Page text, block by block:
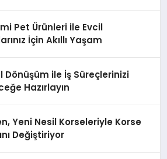
Pet Ürünleri ile Evcil
İçin Akıllı Yaşam
Dönüşüm ile İş Süreçlerinizi
Hazırlayın
Yeni Nesil Korseleriyle Korse
Değiştiriyor